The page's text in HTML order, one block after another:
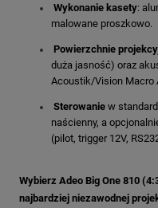
Wykonanie kasety:
malowane proszkowo.
Powierzchnie
duża jasność) oraz
Acoustik/Vision Macro
Sterowanie w
naścienny, a
(pilot, trigger 12V,
Wybierz Adeo Big One 810
najbardziej niezawodnej